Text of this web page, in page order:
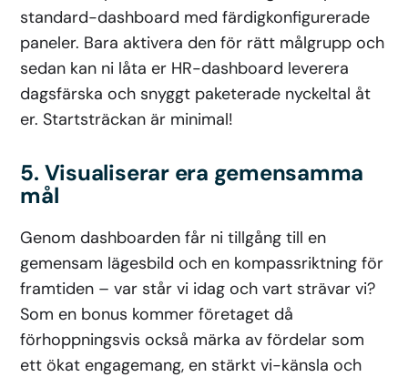
standard-dashboard med färdigkonfigurerade
paneler. Bara aktivera den för rätt målgrupp och
sedan kan ni låta er HR-dashboard leverera
dagsfärska och snyggt paketerade nyckeltal åt
er. Startsträckan är minimal!
5. Visualiserar era gemensamma
mål
Genom dashboarden får ni tillgång till en
gemensam lägesbild och en kompassriktning för
framtiden – var står vi idag och vart strävar vi?
Som en bonus kommer företaget då
förhoppningsvis också märka av fördelar som
ett ökat engagemang, en stärkt vi-känsla och